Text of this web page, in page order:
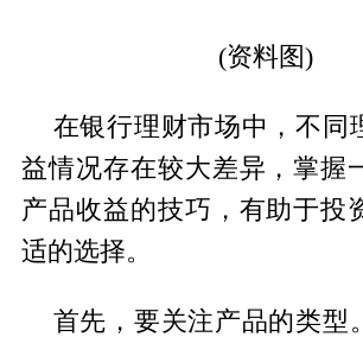
(资料图)
在银行理财市场中，不同
益情况存在较大差异，掌握
产品收益的技巧，有助于投
适的选择。
首先，要关注产品的类型